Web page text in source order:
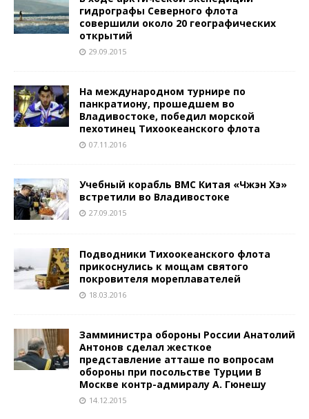
гидрографы Северного флота
совершили около 20 географических
открытий
29.09.2015
На международном турнире по
панкратиону, прошедшем во
Владивостоке, победил морской
пехотинец Тихоокеанского флота
07.11.2016
Учебный корабль ВМС Китая «Чжэн Хэ»
встретили во Владивостоке
27.09.2015
Подводники Тихоокеанского флота
прикоснулись к мощам святого
покровителя мореплавателей
18.03.2016
Замминистра обороны России Анатолий
Антонов сделал жесткое
представление атташе по вопросам
обороны при посольстве Турции В
Москве контр-адмиралу А. Гюнешу
14.12.2015